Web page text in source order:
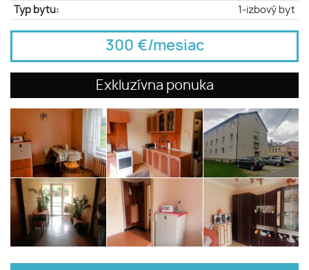
Typ bytu:
1-izbový byt
300 €/mesiac
Exkluzívna ponuka